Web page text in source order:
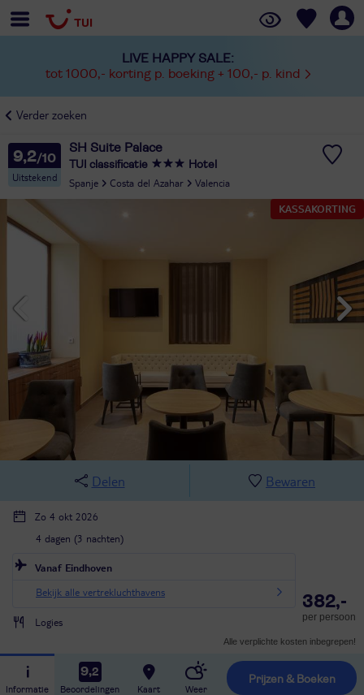
LIVE HAPPY SALE:
tot 1000,- korting p. boeking + 100,- p. kind
Verder zoeken
9,2
Uitstekend
SH Suite Palace
TUI classificatie Hotel
Spanje Costa del Azahar
Valencia
KASSAKORTING
Delen Bewaren
Zo 4 okt 2026
4 dagen (3 nachten)
Vanaf Eindhoven
Bekijk alle vertrekluchthavens
Logies
382,-
per persoon
Alle verplichte kosten inbegrepen!
Informatie
9,2
Beoordelingen Kaart Weer
Prijzen & Boeken